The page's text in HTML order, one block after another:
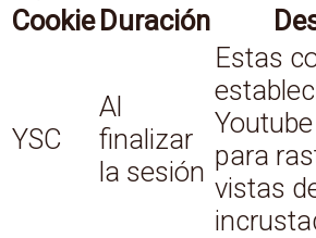
Cookie Duración
YSC
Al
finalizar
la sesión
Estas
para
vistas